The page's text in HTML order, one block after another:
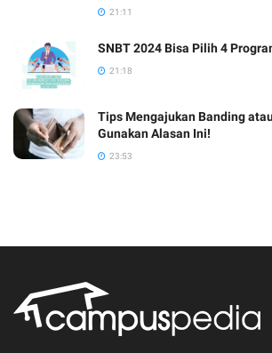
21:11
SNBT 2024 Bisa Pilih 4
21:18
Tips Mengajukan Banding
Gunakan Alasan Ini!
23:53